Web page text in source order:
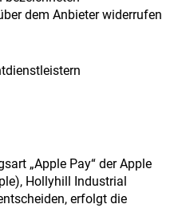
dem Anbieter widerrufen
„Apple Pay“ der Apple
Hollyhill Industrial
erfolgt die